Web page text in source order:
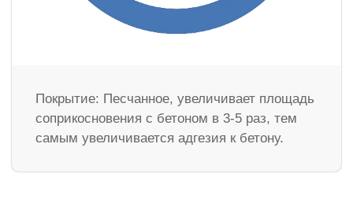
Покрытие: Песчанное, увеличивает площадь
соприкосновения с бетоном в 3-5 раз, тем
самым увеличивается адгезия к бетону.